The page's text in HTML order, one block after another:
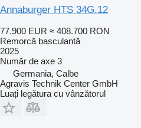
Annaburger HTS 34G.12
77.900 EUR ≈ 408.700 RON
Remorcă basculantă
2025
Număr de axe 3
Germania, Calbe
Agravis Technik Center GmbH
Luați legătura cu vânzătorul